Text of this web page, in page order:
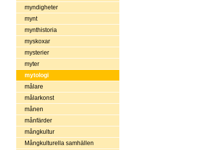
myndigheter
mynt
mynthistoria
myskoxar
mysterier
myter
mytologi
målare
målarkonst
månen
månfärder
mångkultur
Mångkulturella samhällen